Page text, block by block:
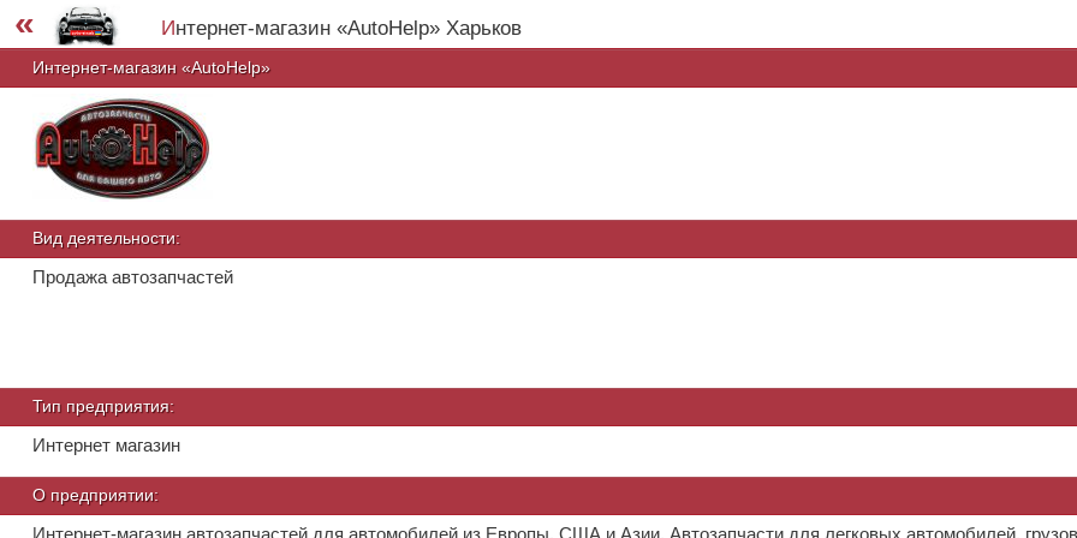
« Интернет-магазин «AutoHelp» Харьков
Интернет-магазин «AutoHelp»
Вид деятельности:
Продажа автозапчастей
Тип предприятия:
Интернет магазин
О предприятии:
Интернет-магазин автозапчастей для автомобилей из Европы, США и Азии. Автозапчасти для легковых автомобилей,